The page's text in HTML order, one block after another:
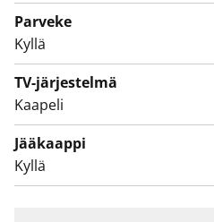
Parveke
Kyllä
TV-järjestelmä
Kaapeli
Jääkaappi
Kyllä